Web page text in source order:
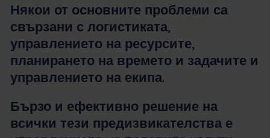
Някои от основните проблеми са
свързани с логистиката,
управлението на ресурсите,
планирането на времето и задачите и
управлението на екипа.
Бързо и ефективно решение на
всички тези предизвикателства е